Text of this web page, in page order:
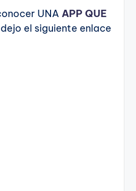
UNA APP QUE
el siguiente enlace